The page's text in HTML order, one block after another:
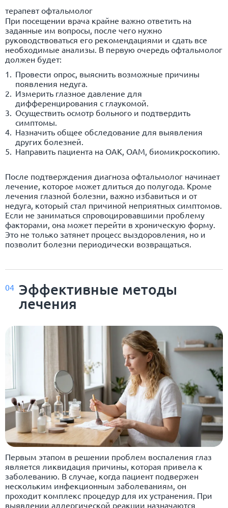
терапевт офтальмолог
При посещении врача крайне важно ответить на
заданные им вопросы, после чего нужно
руководствоваться его рекомендациями и сдать все
необходимые анализы. В первую очередь офтальмолог
должен будет:
Провести опрос, выяснить возможные причины
появления недуга.
Измерить глазное давление для
дифференцирования с глаукомой.
Осуществить осмотр больного и подтвердить
симптомы.
Назначить общее обследование для выявления
других болезней.
Направить пациента на ОАК, ОАМ, биомикроскопию.
После подтверждения диагноза офтальмолог начинает
лечение, которое может длиться до полугода. Кроме
лечения глазной болезни, важно избавиться и от
недуга, который стал причиной неприятных симптомов.
Если не заниматься спровоцировавшими проблему
факторами, она может перейти в хроническую форму.
Это не только затянет процесс выздоровления, но и
позволит болезни периодически возвращаться.
04 Эффективные методы
лечения
Первым этапом в решении проблем воспаления глаз
является ликвидация причины, которая привела к
заболеванию. В случае, когда пациент подвержен
нескольким инфекционным заболеваниям, он
проходит комплекс процедур для их устранения. При
выявлении аллергической реакции назначаются